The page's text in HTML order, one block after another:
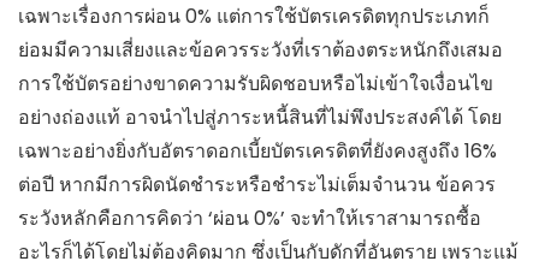
เฉพาะเรื่องการผ่อน 0% แต่การใช้บัตรเครดิตทุกประเภทก็
ย่อมมีความเสี่ยงและข้อควรระวังที่เราต้องตระหนักถึงเสมอ
การใช้บัตรอย่างขาดความรับผิดชอบหรือไม่เข้าใจเงื่อนไข
อย่างถ่องแท้ อาจนำไปสู่ภาระหนี้สินที่ไม่พึงประสงค์ได้ โดย
เฉพาะอย่างยิ่งกับอัตราดอกเบี้ยบัตรเครดิตที่ยังคงสูงถึง 16%
ต่อปี หากมีการผิดนัดชำระหรือชำระไม่เต็มจำนวน ข้อควร
ระวังหลักคือการคิดว่า ‘ผ่อน 0%’ จะทำให้เราสามารถซื้อ
อะไรก็ได้โดยไม่ต้องคิดมาก ซึ่งเป็นกับดักที่อันตราย เพราะแม้